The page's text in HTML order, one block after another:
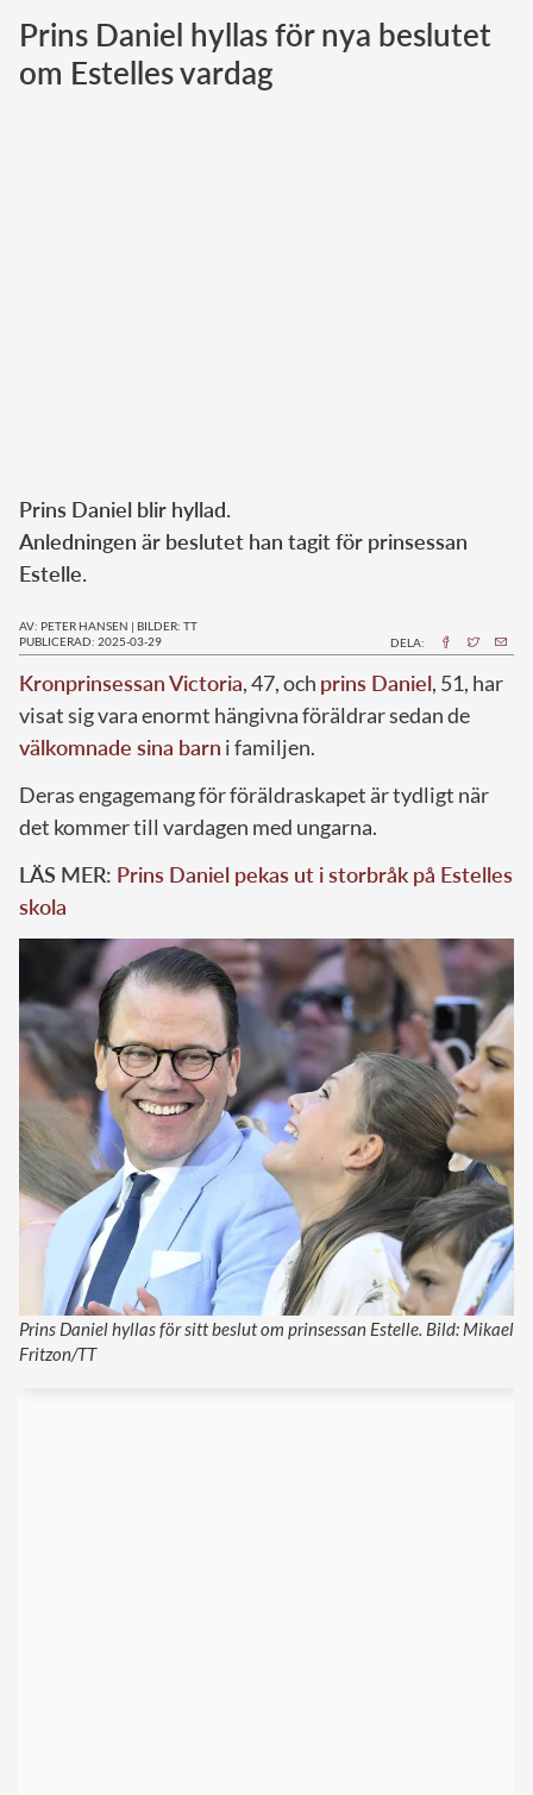
Norska kungahuset
Danska kungahuset
Prins Daniel hyllas för nya beslutet
om Estelles vardag
Prins Daniel blir hyllad.
Anledningen är beslutet han tagit för prinsessan
Estelle.
AV: PETER HANSEN | BILDER: TT
PUBLICERAD: 2025-03-29
DELA:
Kronprinsessan Victoria, 47, och prins Daniel, 51, har
visat sig vara enormt hängivna föräldrar sedan de
välkomnade sina barn i familjen.
Deras engagemang för föräldraskapet är tydligt när
det kommer till vardagen med ungarna.
LÄS MER: Prins Daniel pekas ut i storbråk på Estelles
skola
Prins Daniel hyllas för sitt beslut om prinsessan Estelle. Bild: Mikael
Fritzon/TT